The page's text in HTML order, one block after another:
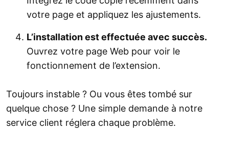
votre page et appliquez les ajustements.
L’installation est effectuée avec succès.
Ouvrez votre page Web pour voir le
fonctionnement de l’extension.
Toujours instable ? Ou vous êtes tombé sur
quelque chose ? Une simple demande à notre
service client réglera chaque problème.